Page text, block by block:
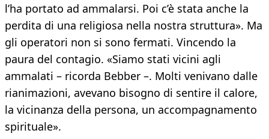
l’ha portato ad ammalarsi. Poi c’è stata anche la
perdita di una religiosa nella nostra struttura». Ma
gli operatori non si sono fermati. Vincendo la
paura del contagio. «Siamo stati vicini agli
ammalati – ricorda Bebber –. Molti venivano dalle
rianimazioni, avevano bisogno di sentire il calore,
la vicinanza della persona, un accompagnamento
spirituale».